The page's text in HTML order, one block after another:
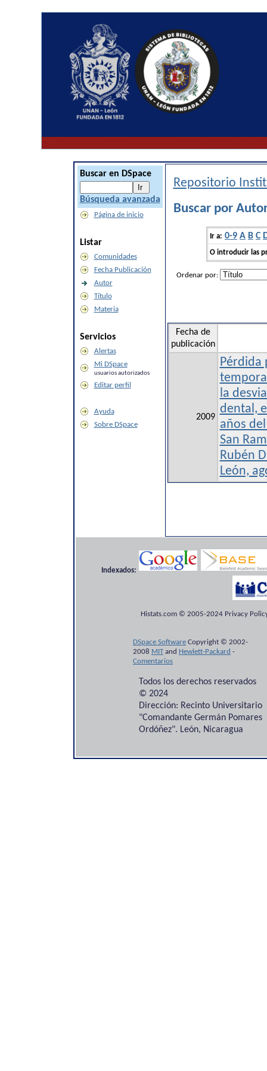
Buscar en DSpace
Búsqueda avanzada
Página de inicio
Listar
Comunidades
Fecha Publicación
Autor
Título
Materia
Servicios
Alertas
Mi DSpace
usuarios autorizados
Editar perfil
Ayuda
Sobre DSpace
Repositorio
Buscar por
Ir a: 0-9 A B C
O introducir las
Ordenar por:
Fecha de
publicación
2009
Pérdida
la
dental,
años
San
Rubén
León,
Indexados:
Histats.com © 2005-2024 Privacy
DSpace Software Copyright © 2002-
2008 MITand Hewlett-Packard -
Comentarios
Todos los derechos reservados
© 2024
Dirección: Recinto Universitario
"Comandante Germán Pomares
Ordóñez". León, Nicaragua